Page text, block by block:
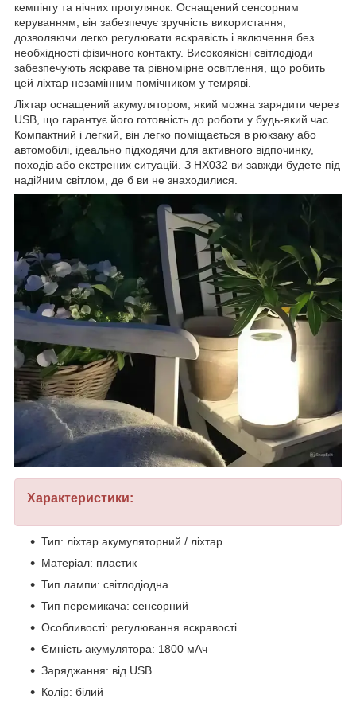
кемпінгу та нічних прогулянок. Оснащений сенсорним
керуванням, він забезпечує зручність використання,
дозволяючи легко регулювати яскравість і включення без
необхідності фізичного контакту. Високоякісні світлодіоди
забезпечують яскраве та рівномірне освітлення, що робить
цей ліхтар незамінним помічником у темряві.
Ліхтар оснащений акумулятором, який можна зарядити через
USB, що гарантує його готовність до роботи у будь-який час.
Компактний і легкий, він легко поміщається в рюкзаку або
автомобілі, ідеально підходячи для активного відпочинку,
походів або екстрених ситуацій. З HX032 ви завжди будете під
надійним світлом, де б ви не знаходилися.
Характеристики:
Тип: ліхтар акумуляторний / ліхтар
Матеріал: пластик
Тип лампи: світлодіодна
Тип перемикача: сенсорний
Особливості: регулювання яскравості
Ємність акумулятора: 1800 мАч
Заряджання: від USB
Колір: білий